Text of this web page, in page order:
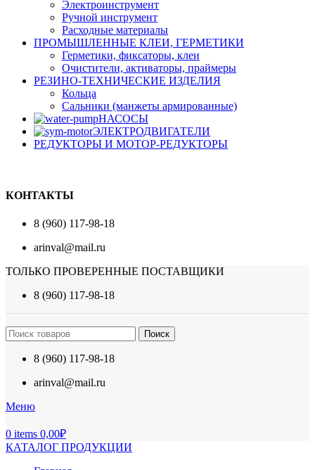
Электроинструмент
Ручной инструмент
Расходные материалы
ПРОМЫШЛЕННЫЕ КЛЕИ, ГЕРМЕТИКИ
Герметики, фиксаторы, клеи
Очистители, активаторы, праймеры
РЕЗИНО-ТЕХНИЧЕСКИЕ ИЗДЕЛИЯ
Кольца
Сальники (манжеты армированные)
НАСОСЫ
ЭЛЕКТРОДВИГАТЕЛИ
РЕДУКТОРЫ И МОТОР-РЕДУКТОРЫ
КОНТАКТЫ
8 (960) 117-98-18
arinval@mail.ru
ТОЛЬКО ПРОВЕРЕННЫЕ ПОСТАВЩИКИ
8 (960) 117-98-18
Поиск
8 (960) 117-98-18
arinval@mail.ru
Меню
0 items 0,00₽
КАТАЛОГ ПРОДУКЦИИ